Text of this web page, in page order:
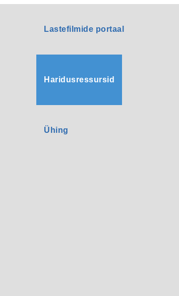
Lastefilmide portaal
Haridusressursid
Ühing